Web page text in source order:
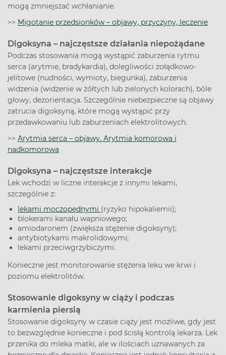
mogą zmniejszać wchłanianie.
>> Migotanie przedsionków – objawy, przyczyny, leczenie
Digoksyna – najczęstsze działania niepożądane
Podczas stosowania mogą wystąpić zaburzenia rytmu
serca (arytmie, bradykardia), dolegliwości żołądkowo-
jelitowe (nudności, wymioty, biegunka), zaburzenia
widzenia (widzenie w żółtych lub zielonych kolorach), bóle
głowy, dezorientacja. Szczególnie niebezpieczne są objawy
zatrucia digoksyną, które mogą wystąpić przy
przedawkowaniu lub zaburzeniach elektrolitowych.
>> Arytmia serca – objawy. Arytmia komorowa i
nadkomorowa
Digoksyna – najczęstsze interakcje
Lek wchodzi w liczne interakcje z innymi lekami,
szczególnie z:
lekami moczopędnymi (ryzyko hipokaliemii);
blokerami kanału wapniowego;
amiodaronem (zwiększa stężenie digoksyny);
antybiotykami makrolidowymi;
lekami przeciwgrzybiczymi.
Konieczne jest monitorowanie stężenia leku we krwi i
poziomu elektrolitów.
Stosowanie digoksyny w ciąży i podczas
karmienia piersią
Stosowanie digoksyny w czasie ciąży jest możliwe, gdy jest
to bezwzględnie konieczne i pod ścisłą kontrolą lekarza. Lek
przenika do mleka matki, ale w ilościach uznawanych za